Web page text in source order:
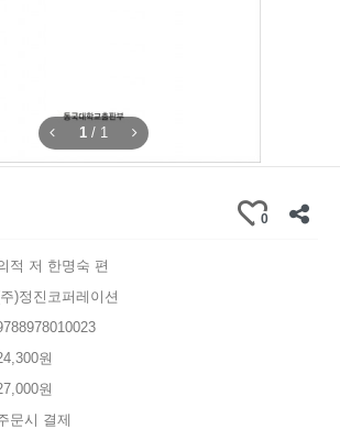
1 / 1
0
적 저 한명숙 편
)정진코퍼레이션
원
원
문시 결제